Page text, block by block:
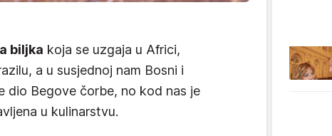
biljka koja se uzgaja u Africi,
a u susjednoj nam Bosni i
dio Begove čorbe, no kod nas je
u kulinarstvu.